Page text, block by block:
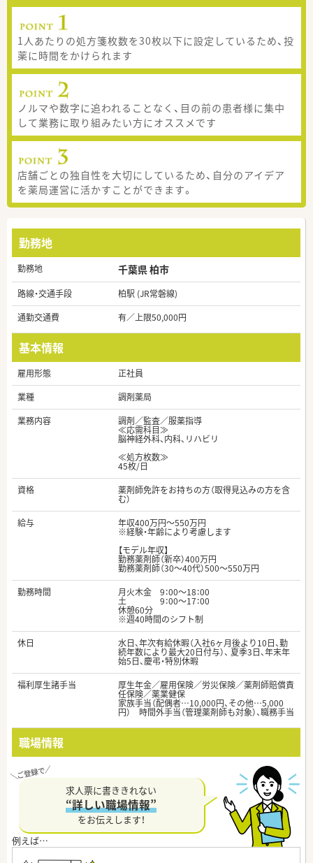
1人あたりの処方箋枚数を30枚以下に設定しているため、投
薬に時間をかけられます
ノルマや数字に追われることなく、目の前の患者様に集中
して業務に取り組みたい方にオススメです
店舗ごとの独自性を大切にしているため、自分のアイデア
を薬局運営に活かすことができます。
勤務地
勤務地 千葉県 柏市
路線・交通手段
柏駅 (JR常磐線)
通勤交通費
有／上限50,000円
基本情報
雇用形態
正社員
業種
調剤薬局
業務内容
調剤／監査／服薬指導
≪応需科目≫
脳神経外科、内科、リハビリ
≪処方枚数≫
45枚/日
資格
薬剤師免許をお持ちの方（取得見込みの方を含
む）
給与
年収400万円～550万円
※経験・年齢により考慮します
【モデル年収】
勤務薬剤師（新卒）400万円
勤務薬剤師（30～40代）500～550万円
勤務時間
月火木金 9：00～18：00
土 9：00～17：00
休憩60分
※週40時間のシフト制
休日
水日、年次有給休暇（入社6ヶ月後より10日、勤
続年数により最大20日付与）、 夏季3日、年末年
始5日、慶弔・特別休暇
福利厚生諸手当
厚生年金／雇用保険／労災保険／薬剤師賠償責
任保険／薬業健保
家族手当（配偶者…10,000円、その他…5,000
円） 時間外手当（管理薬剤師も対象）、職務手当
職場情報
求人票に書ききれない
“詳しい職場情報”
をお伝えします！